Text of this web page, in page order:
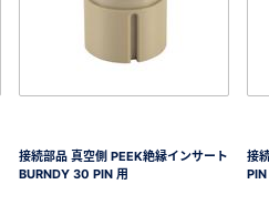
接続部品 真空側 PEEK絶縁インサート
BURNDY 30 PIN 用
接